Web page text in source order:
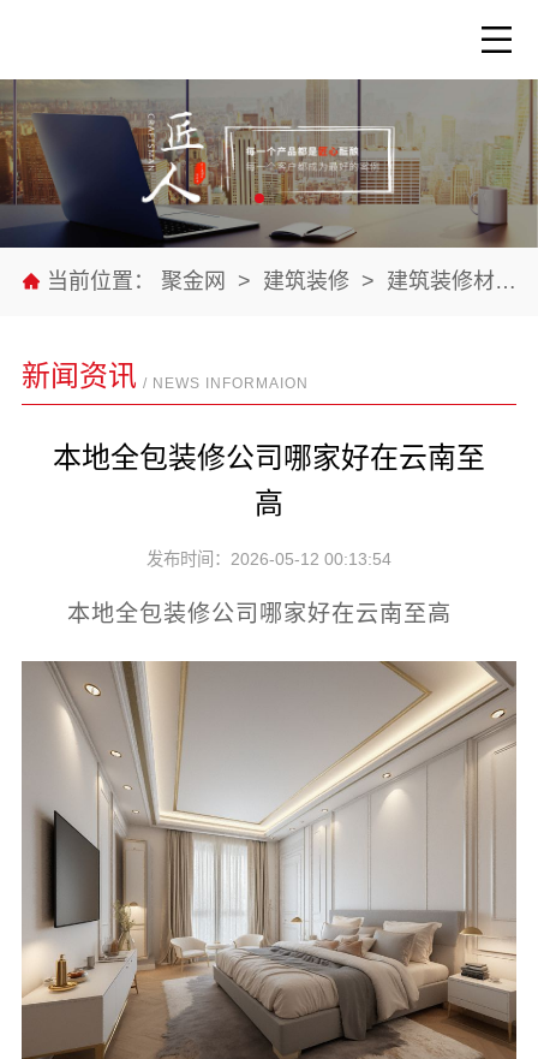
当前位置： 聚金网 > 建筑装修 > 建筑装修材料
新闻资讯 / NEWS INFORMAION
本地全包装修公司哪家好在云南至
高
发布时间：2026-05-12 00:13:54
本地全包装修公司哪家好在云南至高